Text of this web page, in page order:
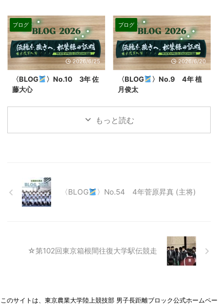
ブログ
2026/6/25
〈BLOG
〉No.10 3年 佐
藤大心
ブログ
2026/6/20
〈BLOG
〉No.9 4年 植
月俊太
もっと読む
〈BLOG 〉No.54 4年菅原昇真 (主将)
☆第102回東京箱根間往復大学駅伝競走
このサイトは、東京農業大学陸上競技部 男子長距離ブロック公式ホームペー